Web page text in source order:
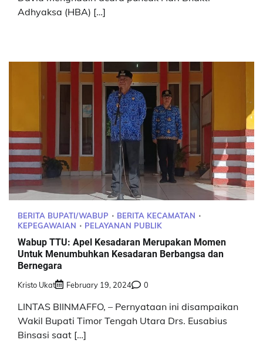
Adhyaksa (HBA) […]
BERITA BUPATI/WABUP
BERITA KECAMATAN
KEPEGAWAIAN
PELAYANAN PUBLIK
Wabup TTU: Apel Kesadaran Merupakan Momen
Untuk Menumbuhkan Kesadaran Berbangsa dan
Bernegara
Kristo Ukat February 19, 2024 0
LINTAS BIINMAFFO, – Pernyataan ini disampaikan
Wakil Bupati Timor Tengah Utara Drs. Eusabius
Binsasi saat […]